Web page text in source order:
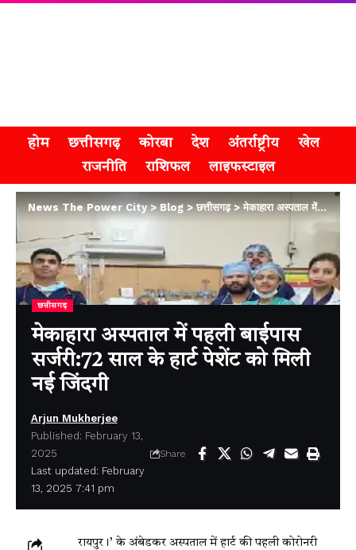
होम छत्तीसगढ़ कोरबा देश अंतर्राष्ट्रीय
खेल
राजनीति
राशिफल लाइफस्टाइल
News The Power City>Blog>छत्तीसगढ़>मेकाहारा अस्पताल में पहली बाईपास सर्जरी:72 साल के हार्ट पेशेंट को मिली नई जिंदगी
छत्तीसगढ़
मेकाहारा अस्पताल में पहली बाईपास
सर्जरी:72 साल के हार्ट पेशेंट को मिली
नई जिंदगी
Last updated: February
13, 2025 7:41 pm
Arjun Mukherjee
Published: February 13,
2025
Share
रायपुर।’ के अंबेडकर अस्पताल में हार्ट की पहली कोरोनरी